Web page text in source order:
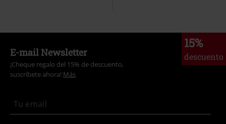
15%
descuento
E-mail Newsletter
¡Cheque regalo del 15% de descuento,
suscríbete ahora! Más